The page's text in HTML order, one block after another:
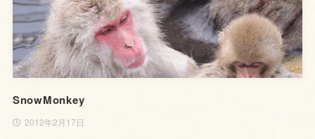
SnowMonkey
2012年2月17日